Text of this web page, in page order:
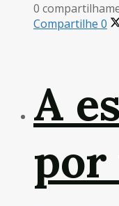
0
Compartilhe 0
A
por